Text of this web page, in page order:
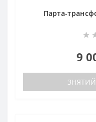
Парта-
9